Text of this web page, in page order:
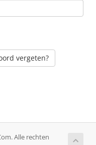
vergeten?
Alle rechten